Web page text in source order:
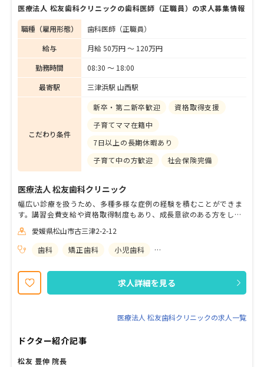
医療法人 松友歯科クリニックの歯科医師（正職員）の求人募集情報
職種（雇用形態）
歯科医師（正職員）
給与
月給 50万円 〜 120万円
勤務時間
08:30 〜 18:00
最寄駅
三津浜駅 山西駅
こだわり条件
新卒・第二新卒歓迎
資格取得支援
子育てママ在籍中
7日以上の長期休暇あり
子育て中の方歓迎
社会保険完備
医療法人 松友歯科クリニック
幅広い診療を扱うため、多種多様な症例の経験を積むことができま
す。講習会費支給や資格取得制度もあり、成長意欲のある方をしっ
遇を用意しておりますので、安心して長く勤められる環境です。夏
季・冬季休暇のほかに、１週間の休暇が取得でき、ワークライフバ
ランスを保ちながら無理なく働くことが可能です。現在４名のドク
ターを含め、適切な指導担当歯科医師・歯科衛生士が丁寧に指導し
ますのでご安心ください。18時終業ですのでプライベートも充実で
愛媛県松山市古三津2-2-12
歯科
矯正歯科 小児歯科
求人詳細を見る
医療法人 松友歯科クリニックの求人一覧
ドクター紹介記事
松友 豊伸 院長